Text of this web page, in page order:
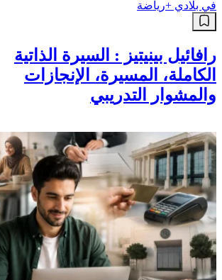
في بلادي +رياضة
رافائيل بينيتيز : السيرة الذاتية
الكاملة، المسيرة، الإنجازات
والمشوار التدريبي